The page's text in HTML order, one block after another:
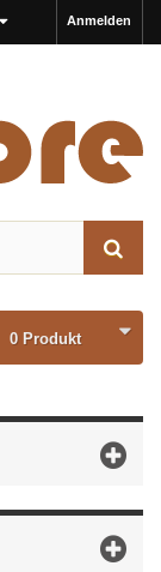
Anmelden
0 Produkt